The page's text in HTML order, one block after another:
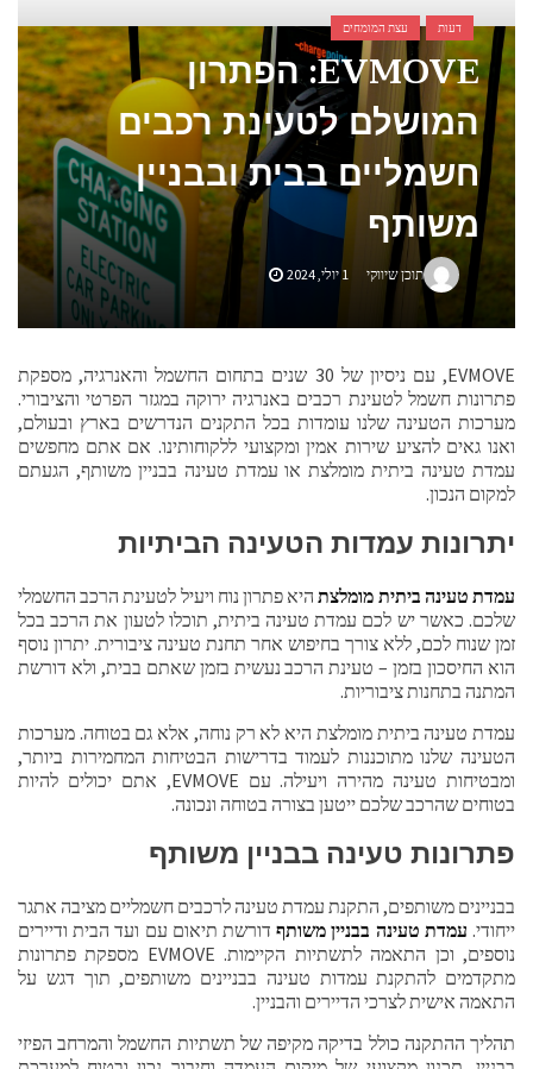
אביזרים ומתנות לגבר שאוהב להיות בשטח
אשפוז פסיכיאטרי ביתי: הגישה הדיסקרטית שמשנה את כללי המשחק בבריאות הנפש
דעות עצת המומחים
EVMOVE: הפתרון
המושלם לטעינת רכבים
חשמליים בבית ובבניין
משותף
תוכן שיווקי 1 יולי, 2024
EVMOVE, עם ניסיון של 30 שנים בתחום החשמל והאנרגיה, מספקת
פתרונות חשמל לטעינת רכבים באנרגיה ירוקה במגזר הפרטי והציבורי.
מערכות הטעינה שלנו עומדות בכל התקנים הנדרשים בארץ ובעולם,
ואנו גאים להציע שירות אמין ומקצועי ללקוחותינו. אם אתם מחפשים
עמדת טעינה ביתית מומלצת או עמדת טעינה בבניין משותף, הגעתם
למקום הנכון.
יתרונות עמדות הטעינה הביתיות
עמדת טעינה ביתית מומלצתהיא פתרון נוח ויעיל לטעינת הרכב החשמלי
שלכם. כאשר יש לכם עמדת טעינה ביתית, תוכלו לטעון את הרכב בכל
זמן שנוח לכם, ללא צורך בחיפוש אחר תחנת טעינה ציבורית. יתרון נוסף
הוא החיסכון בזמן – טעינת הרכב נעשית בזמן שאתם בבית, ולא דורשת
המתנה בתחנות ציבוריות.
עמדת טעינה ביתית מומלצת היא לא רק נוחה, אלא גם בטוחה. מערכות
הטעינה שלנו מתוכננות לעמוד בדרישות הבטיחות המחמירות ביותר,
ומבטיחות טעינה מהירה ויעילה. עם EVMOVE, אתם יכולים להיות
בטוחים שהרכב שלכם ייטען בצורה בטוחה ונכונה.
פתרונות טעינה בבניין משותף
בבניינים משותפים, התקנת עמדת טעינה לרכבים חשמליים מציבה אתגר
ייחודי. עמדת טעינה בבניין משותףדורשת תיאום עם ועד הבית ודיירים
נוספים, וכן התאמה לתשתיות הקיימות. EVMOVE מספקת פתרונות
מתקדמים להתקנת עמדות טעינה בבניינים משותפים, תוך דגש על
התאמה אישית לצרכי הדיירים והבניין.
תהליך ההתקנה כולל בדיקה מקיפה של תשתיות החשמל והמרחב הפיזי